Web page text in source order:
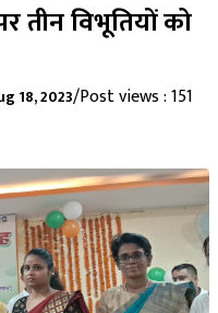
तीन विभूतियों को
18, 2023/Post views : 151